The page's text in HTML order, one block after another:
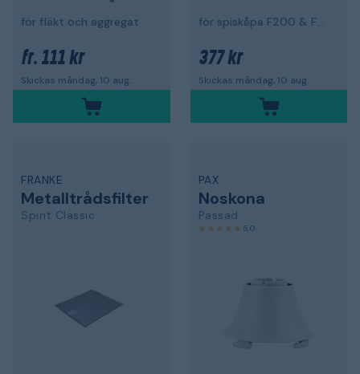
för fläkt och aggregat
fr. 111 kr
Skickas måndag, 10 aug.
för spiskåpa F200 & F400
377 kr
Skickas måndag, 10 aug.
FRANKE
Metalltrådsfilter
Spirit Classic
PAX
Noskona
Passad
5,0